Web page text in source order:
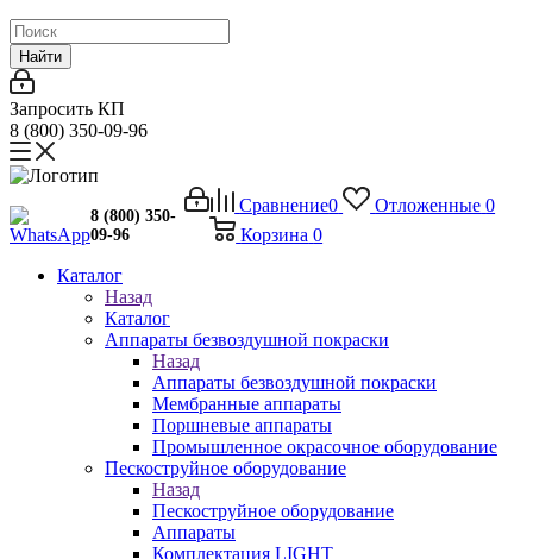
Найти
Запросить КП
8 (800) 350-09-96
Сравнение0 Отложенные 0
Корзина 0
8 (800) 350-
09-96
Каталог
Назад
Каталог
Аппараты безвоздушной покраски
Назад
Аппараты безвоздушной покраски
Мембранные аппараты
Поршневые аппараты
Промышленное окрасочное оборудование
Пескоструйное оборудование
Назад
Пескоструйное оборудование
Аппараты
Комплектация LIGHT